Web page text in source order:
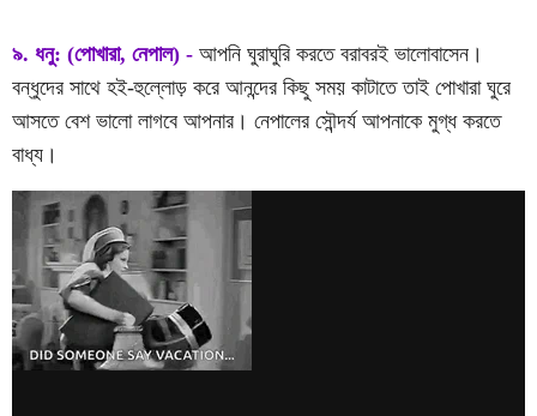
৯. ধনু: (পোখারা, নেপাল) - আপনি ঘুরাঘুরি করতে বরাবরই ভালোবাসেন।
বন্ধুদের সাথে হই-হুল্লোড় করে আনন্দের কিছু সময় কাটাতে তাই পোখারা ঘুরে
আসতে বেশ ভালো লাগবে আপনার। নেপালের সৌন্দর্য আপনাকে মুগ্ধ করতে
বাধ্য।